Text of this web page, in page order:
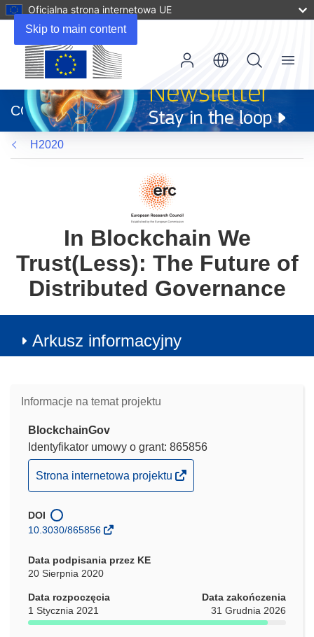
Skip to main content
Oficjalna strona internetowa UE
otworzy
się
w
nowym
oknie)
CORDIS
Menu
H2020
In Blockchain We
Trust(Less): The Future of
Distributed Governance
Arkusz informacyjny
Informacje na temat projektu
BlockchainGov
Identyfikator umowy o grant: 865856
(odnośnik
otworzy
w
oknie)
Strona internetowa projektu
DOI
10.3030/865856
Data podpisania przez KE
20 Sierpnia 2020
Data rozpoczęcia
1 Stycznia 2021
Data zakończenia
31 Grudnia 2026